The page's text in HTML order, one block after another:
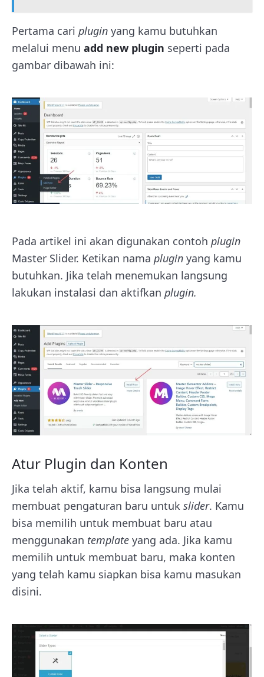
Pertama cari plugin yang kamu butuhkan
melalui menu add new plugin seperti pada
gambar dibawah ini:
Pada artikel ini akan digunakan contoh plugin
Master Slider. Ketikan nama plugin yang kamu
butuhkan. Jika telah menemukan langsung
lakukan instalasi dan aktifkan plugin.
Atur Plugin dan Konten
Jika telah aktif, kamu bisa langsung mulai
membuat pengaturan baru untuk slider. Kamu
bisa memilih untuk membuat baru atau
menggunakan template yang ada. Jika kamu
memilih untuk membuat baru, maka konten
yang telah kamu siapkan bisa kamu masukan
disini.